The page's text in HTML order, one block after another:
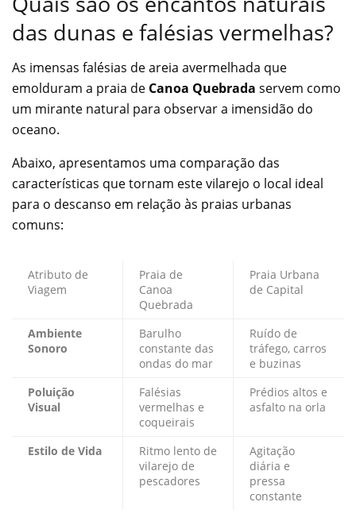
das dunas e falésias vermelhas?
As imensas falésias de areia avermelhada que
emolduram a praia de Canoa Quebrada servem como
um mirante natural para observar a imensidão do
oceano.
Abaixo, apresentamos uma comparação das
características que tornam este vilarejo o local ideal
para o descanso em relação às praias urbanas
comuns:
Atributo de
Viagem
Praia de
Canoa
Quebrada
Praia Urbana
de Capital
Ambiente
Sonoro
Barulho
constante das
ondas do mar
Ruído de
tráfego, carros
e buzinas
Poluição
Visual
Falésias
vermelhas e
coqueirais
Prédios altos e
asfalto na orla
Estilo de Vida
Ritmo lento de
vilarejo de
pescadores
Agitação
diária e
pressa
constante